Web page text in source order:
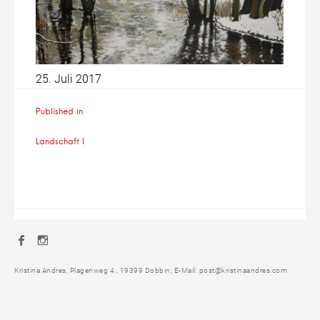
25. Juli 2017
Published in
Landschaft I
Facebook
Kristina Andres, Plagenweg 4 , 19399 Dobbin, E-Mail: post@kristinaandres.com